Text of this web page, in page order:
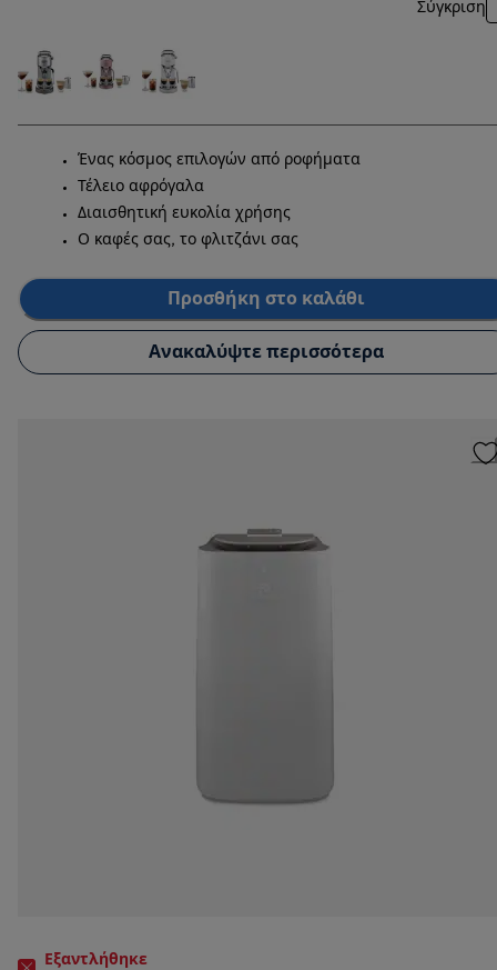
Σύγκριση
Ένας κόσμος επιλογών από ροφήματα
Τέλειο αφρόγαλα
Διαισθητική ευκολία χρήσης
Ο καφές σας, το φλιτζάνι σας
Προσθήκη στο καλάθι
Ανακαλύψτε περισσότερα
Εξαντλήθηκε